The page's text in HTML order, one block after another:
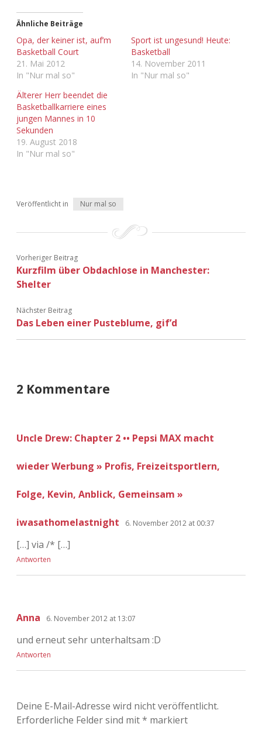
Ähnliche Beiträge
Opa, der keiner ist, auf’m
Basketball Court
21. Mai 2012
In "Nur mal so"
Sport ist ungesund! Heute:
Basketball
14. November 2011
In "Nur mal so"
Älterer Herr beendet die
Basketballkarriere eines
jungen Mannes in 10
Sekunden
19. August 2018
In "Nur mal so"
Veröffentlicht in Nur mal so
Vorheriger Beitrag
Kurzfilm über Obdachlose in Manchester:
Shelter
Nächster Beitrag
Das Leben einer Pusteblume, gif’d
2 Kommentare
Uncle Drew: Chapter 2 •• Pepsi MAX macht
wieder Werbung » Profis, Freizeitsportlern,
Folge, Kevin, Anblick, Gemeinsam »
iwasathomelastnight 6. November 2012 at 00:37
[…] via /* […]
Antworten
Anna 6. November 2012 at 13:07
und erneut sehr unterhaltsam :D
Antworten
Deine E-Mail-Adresse wird nicht veröffentlicht.
Erforderliche Felder sind mit* markiert